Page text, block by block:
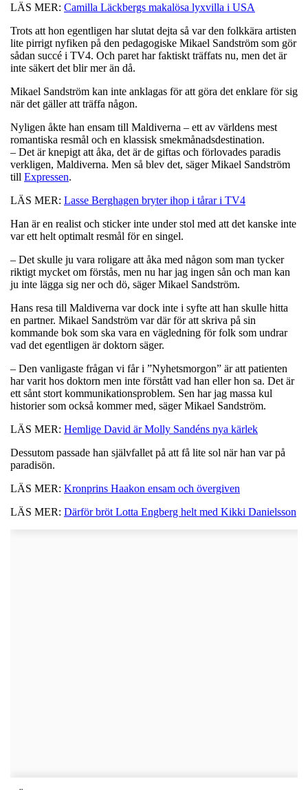
LÄS MER: Camilla Läckbergs makalösa lyxvilla i USA
Trots att hon egentligen har slutat dejta så var den folkkära artisten
lite pirrigt nyfiken på den pedagogiske Mikael Sandström som gör
sådan succé i TV4. Och paret har faktiskt träffats nu, men det är
inte säkert det blir mer än då.
Mikael Sandström kan inte anklagas för att göra det enklare för sig
när det gäller att träffa någon.
Nyligen åkte han ensam till Maldiverna ­– ett av världens mest
romantiska resmål och en klassisk smekmånadsdestination.
– Det är knepigt att åka, det är de giftas och förlovades paradis
verkligen, Maldiverna. Men så blev det, säger Mikael Sandström
till Expressen.
LÄS MER: Lasse Berghagen bryter ihop i tårar i TV4
Han är en realist och sticker inte under stol med att det kanske inte
var ett helt optimalt resmål för en singel.
– Det skulle ju vara roligare att åka med någon som man tycker
riktigt mycket om förstås, men nu har jag ingen sån och man kan
ju inte lägga sig ner och dö, säger Mikael Sandström.
Hans resa till Maldiverna var dock inte i syfte att han skulle hitta
en partner. Mikael Sandström var där för att skriva på sin
kommande bok som ska vara en vägledning för folk som undrar
vad det egentligen är doktorn säger.
– Den vanligaste frågan vi får i ”Nyhetsmorgon” är att patienten
har varit hos doktorn men inte förstått vad han eller hon sa. Det är
ett sånt stort kommunikationsproblem. Sen har jag massa kul
historier som också kommer med, säger Mikael Sandström.
LÄS MER: Hemlige David är Molly Sandéns nya kärlek
Dessutom passade han självfallet på att få lite sol när han var på
paradisön.
LÄS MER: Kronprins Haakon ensam och övergiven
LÄS MER: Därför bröt Lotta Engberg helt med Kikki Danielsson